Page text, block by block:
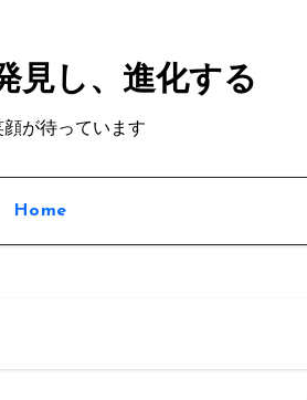
見し、進化する
が待っています
Home